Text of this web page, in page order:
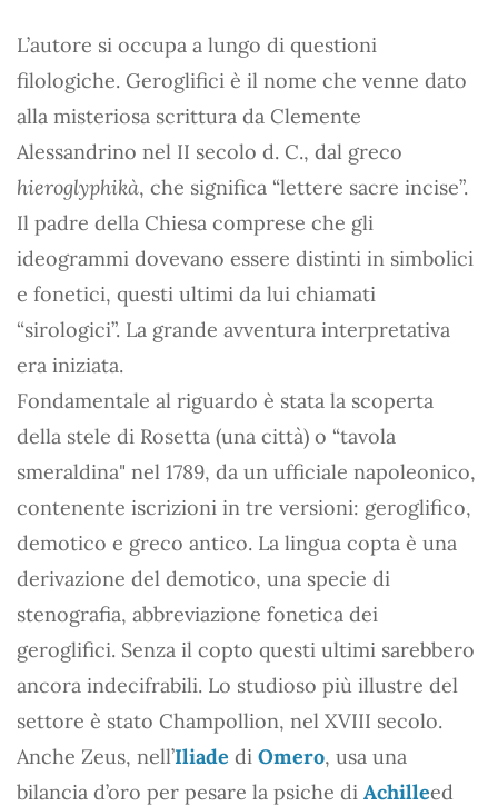
L’autore si occupa a lungo di questioni
filologiche. Geroglifici è il nome che venne dato
alla misteriosa scrittura da Clemente
Alessandrino nel II secolo d. C., dal greco
hieroglyphikà, che significa “lettere sacre incise”.
Il padre della Chiesa comprese che gli
ideogrammi dovevano essere distinti in simbolici
e fonetici, questi ultimi da lui chiamati
“sirologici”. La grande avventura interpretativa
era iniziata.
Fondamentale al riguardo è stata la scoperta
della stele di Rosetta (una città) o “tavola
smeraldina" nel 1789, da un ufficiale napoleonico,
contenente iscrizioni in tre versioni: geroglifico,
demotico e greco antico. La lingua copta è una
derivazione del demotico, una specie di
stenografia, abbreviazione fonetica dei
geroglifici. Senza il copto questi ultimi sarebbero
ancora indecifrabili. Lo studioso più illustre del
settore è stato Champollion, nel XVIII secolo.
Anche Zeus, nell’Iliade di Omero, usa una
bilancia d’oro per pesare la psiche di Achilleed